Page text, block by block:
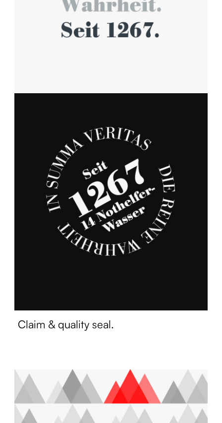
Claim & quality seal.